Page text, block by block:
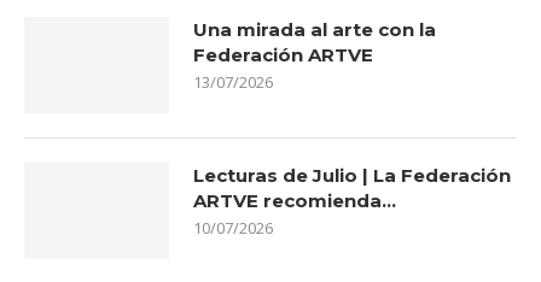
Una mirada al arte con la
Federación ARTVE
13/07/2026
Lecturas de Julio | La Federación
ARTVE recomienda…
10/07/2026